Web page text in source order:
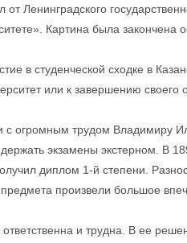
Ленинградского
Картина была закончена
в студенческой сходке в
или к завершению своего
с огромным трудом Владимиру
экзамены экстерном. В
диплом 1-й степени.
произвели большое
и трудна. В ее